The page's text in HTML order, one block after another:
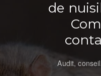
de
Audit,